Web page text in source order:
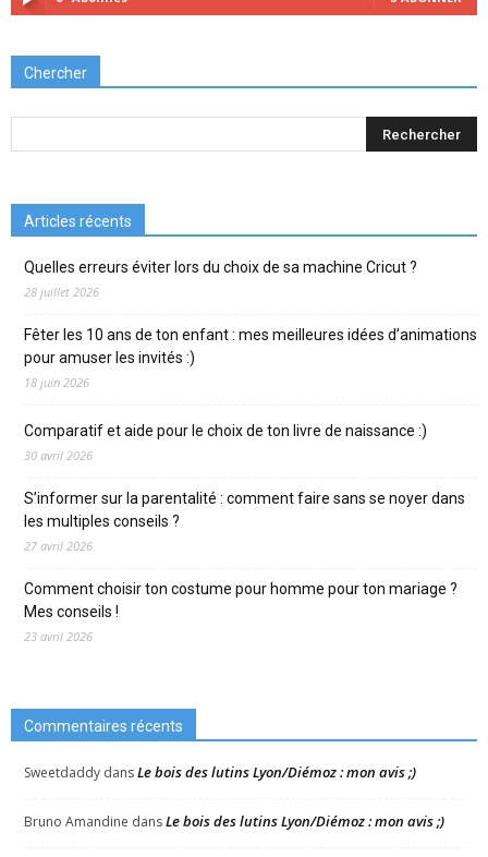
Chercher
Articles récents
Quelles erreurs éviter lors du choix de sa machine Cricut ?
28 juillet 2026
Fêter les 10 ans de ton enfant : mes meilleures idées d’animations
pour amuser les invités :)
18 juin 2026
Comparatif et aide pour le choix de ton livre de naissance :)
30 avril 2026
S’informer sur la parentalité : comment faire sans se noyer dans
les multiples conseils ?
27 avril 2026
Comment choisir ton costume pour homme pour ton mariage ?
Mes conseils !
23 avril 2026
Commentaires récents
Sweetdaddy dansLe bois des lutins Lyon/Diémoz : mon avis ;)
Bruno Amandine dansLe bois des lutins Lyon/Diémoz : mon avis ;)